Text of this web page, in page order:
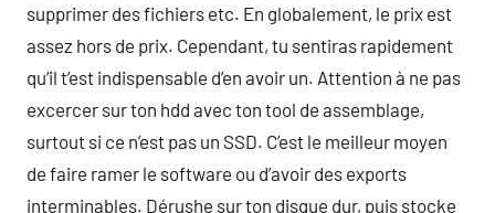
supprimer des fichiers etc. En globalement, le prix est
assez hors de prix. Cependant, tu sentiras rapidement
qu’il t’est indispensable d’en avoir un. Attention à ne pas
excercer sur ton hdd avec ton tool de assemblage,
surtout si ce n’est pas un SSD. C’est le meilleur moyen
de faire ramer le software ou d’avoir des exports
interminables. Dérushe sur ton disque dur, puis stocke